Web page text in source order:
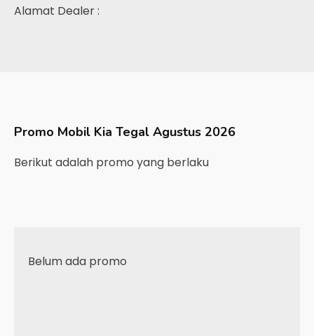
Alamat Dealer :
Promo Mobil Kia Tegal Agustus 2026
Berikut adalah promo yang berlaku
Belum ada promo